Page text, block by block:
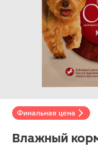
Финальная цена
Влажный